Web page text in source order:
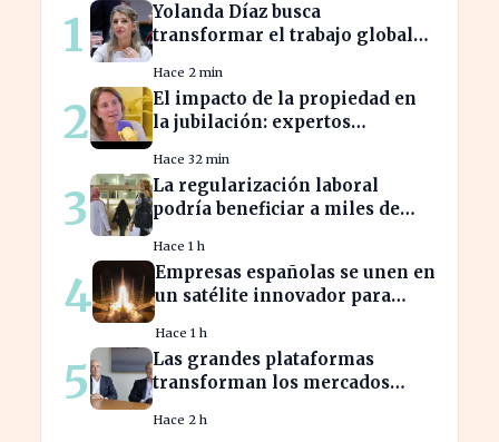
1
Yolanda Díaz busca
transformar el trabajo global
laborales
Hace 2 min
2
El impacto de la propiedad en
la jubilación: expertos
tras los 40
Hace 32 min
3
La regularización laboral
podría beneficiar a miles de
año.
Hace 1 h
4
Empresas españolas se unen en
un satélite innovador para
europeas
Hace 1 h
5
Las grandes plataformas
transforman los mercados
competencia
Hace 2 h